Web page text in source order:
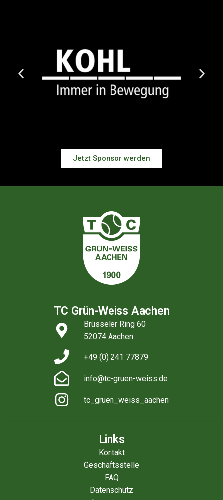
Jetzt Sponsor werden
TC Grün-Weiss Aachen
Brüsseler Ring 60
52074 Aachen
+49 (0) 241 77879
info@tc-gruen-weiss.de
tc_gruen_weiss_aachen
Links
Kontakt
Geschäftsstelle
FAQ
Datenschutz